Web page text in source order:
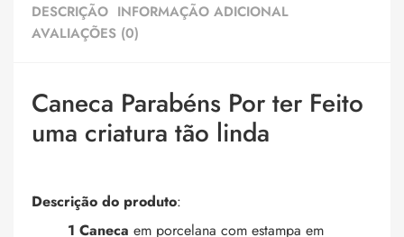
DESCRIÇÃO INFORMAÇÃO ADICIONAL
AVALIAÇÕES (0)
Caneca Parabéns Por ter Feito
uma criatura tão linda
Descrição do produto:
1 Caneca em porcelana com estampa em